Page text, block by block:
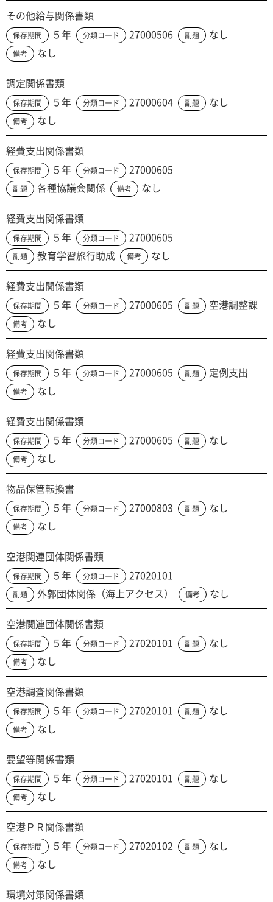
その他給与関係書類
保存期間 ５年 分類コード 27000506 副題 なし
備考 なし
調定関係書類
保存期間 ５年 分類コード 27000604 副題 なし
備考 なし
経費支出関係書類
保存期間 ５年 分類コード 27000605
副題 各種協議会関係 備考 なし
経費支出関係書類
保存期間 ５年 分類コード 27000605
副題 教育学習旅行助成 備考 なし
経費支出関係書類
保存期間 ５年 分類コード 27000605 副題 空港調整課
備考 なし
経費支出関係書類
保存期間 ５年 分類コード 27000605 副題 定例支出
備考 なし
経費支出関係書類
保存期間 ５年 分類コード 27000605 副題 なし
備考 なし
物品保管転換書
保存期間 ５年 分類コード 27000803 副題 なし
備考 なし
空港関連団体関係書類
保存期間 ５年 分類コード 27020101
副題 外郭団体関係（海上アクセス） 備考 なし
空港関連団体関係書類
保存期間 ５年 分類コード 27020101 副題 なし
備考 なし
空港調査関係書類
保存期間 ５年 分類コード 27020101 副題 なし
備考 なし
要望等関係書類
保存期間 ５年 分類コード 27020101 副題 なし
備考 なし
空港ＰＲ関係書類
保存期間 ５年 分類コード 27020102 副題 なし
備考 なし
環境対策関係書類